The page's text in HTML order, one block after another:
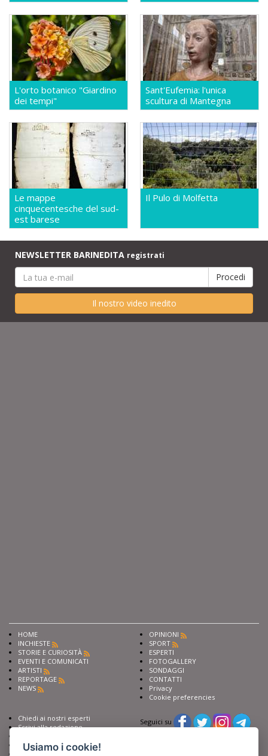
L'orto botanico "Giardino
dei tempi"
Sant'Eufemia: l'unica
scultura di Mantegna
Le mappe
cinquecentesche del sud-
est barese
Il Pulo di Molfetta
NEWSLETTER BARINEDITA registrati
Il nostro video inedito
HOME
INCHIESTE
STORIE E CURIOSITÀ
EVENTI E COMUNICATI
ARTISTI
REPORTAGE
NEWS
OPINIONI
SPORT
ESPERTI
FOTOGALLERY
SONDAGGI
CONTATTI
Privacy
Cookie preferencies
Chiedi ai nostri esperti
Scrivi alla redazione
Sostieni Barinedita
Iscriviti al nostro corso di
Seguici su
Usiamo i cookie!